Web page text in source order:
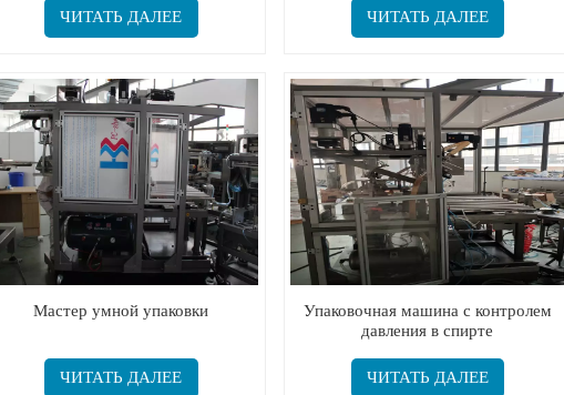
ЧИТАТЬ ДАЛЕЕ ЧИТАТЬ ДАЛЕЕ
Мастер умной упаковки
ЧИТАТЬ ДАЛЕЕ
Упаковочная машина с контролем
давления в спирте
ЧИТАТЬ ДАЛЕЕ